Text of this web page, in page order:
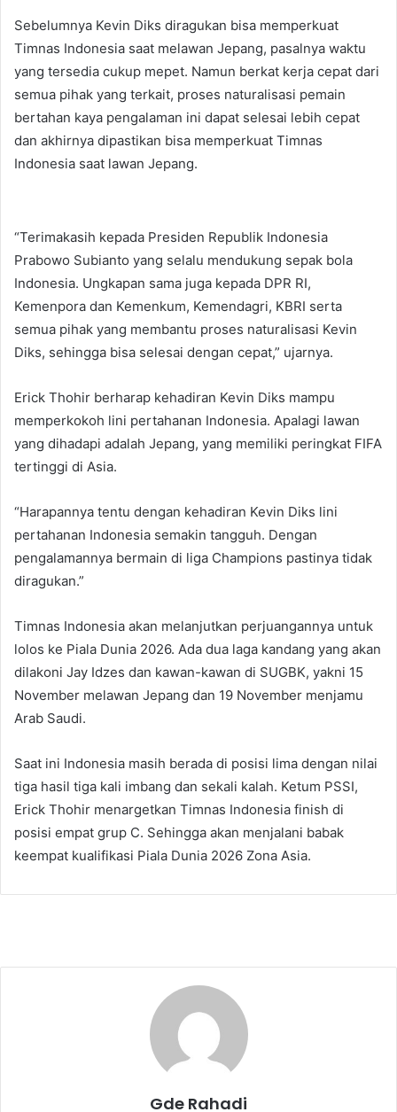
Sebelumnya Kevin Diks diragukan bisa memperkuat
Timnas Indonesia saat melawan Jepang, pasalnya waktu
yang tersedia cukup mepet. Namun berkat kerja cepat dari
semua pihak yang terkait, proses naturalisasi pemain
bertahan kaya pengalaman ini dapat selesai lebih cepat
dan akhirnya dipastikan bisa memperkuat Timnas
Indonesia saat lawan Jepang.
“Terimakasih kepada Presiden Republik Indonesia
Prabowo Subianto yang selalu mendukung sepak bola
Indonesia. Ungkapan sama juga kepada DPR RI,
Kemenpora dan Kemenkum, Kemendagri, KBRI serta
semua pihak yang membantu proses naturalisasi Kevin
Diks, sehingga bisa selesai dengan cepat,” ujarnya.
Erick Thohir berharap kehadiran Kevin Diks mampu
memperkokoh lini pertahanan Indonesia. Apalagi lawan
yang dihadapi adalah Jepang, yang memiliki peringkat FIFA
tertinggi di Asia.
“Harapannya tentu dengan kehadiran Kevin Diks lini
pertahanan Indonesia semakin tangguh. Dengan
pengalamannya bermain di liga Champions pastinya tidak
diragukan.”
Timnas Indonesia akan melanjutkan perjuangannya untuk
lolos ke Piala Dunia 2026. Ada dua laga kandang yang akan
dilakoni Jay Idzes dan kawan-kawan di SUGBK, yakni 15
November melawan Jepang dan 19 November menjamu
Arab Saudi.
Saat ini Indonesia masih berada di posisi lima dengan nilai
tiga hasil tiga kali imbang dan sekali kalah. Ketum PSSI,
Erick Thohir menargetkan Timnas Indonesia finish di
posisi empat grup C. Sehingga akan menjalani babak
keempat kualifikasi Piala Dunia 2026 Zona Asia.
Gde Rahadi